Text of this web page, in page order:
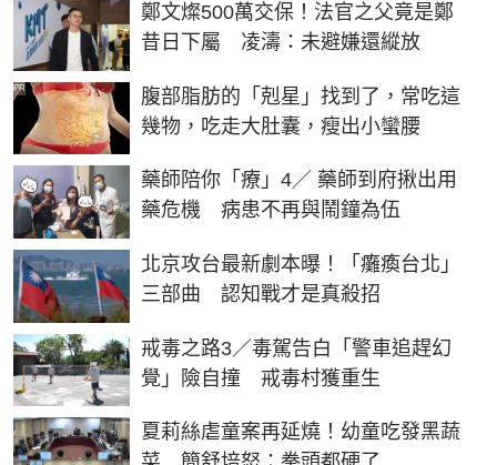
鄭文燦500萬交保！法官之父竟是鄭
昔日下屬 凌濤：未避嫌還縱放
腹部脂肪的「剋星」找到了，常吃這
幾物，吃走大肚囊，瘦出小蠻腰
PR
藥師陪你「療」4／ 藥師到府揪出用
藥危機 病患不再與鬧鐘為伍
北京攻台最新劇本曝！「癱瘓台北」
三部曲 認知戰才是真殺招
戒毒之路3／毒駕告白「警車追趕幻
覺」險自撞 戒毒村獲重生
夏莉絲虐童案再延燒！幼童吃發黑蔬